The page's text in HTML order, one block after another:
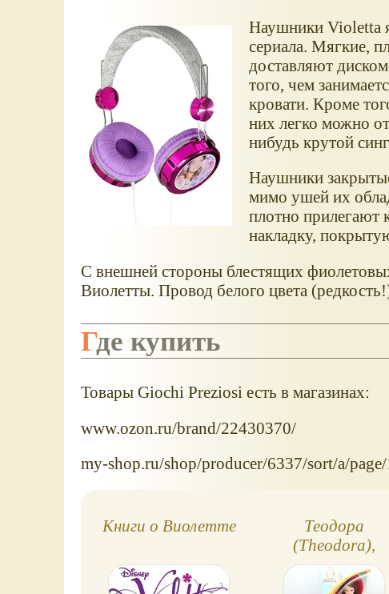
Наушники Violetta
сериала. Мягкие,
доставляют
того, чем
кровати. Кроме
них легко можно
нибудь крутой
Наушники
мимо ушей их
плотно прилегают
накладку,
С внешней стороны блестящих
Виолетты. Провод белого цвета
Где купить
Товары Giochi Preziosi есть в магазинах:
www.ozon.ru/brand/22430370/
my-shop.ru/shop/producer/6337/sort/a/
Книги о Виолетте
Теодора
(Theodora),
Волшебник
Оз